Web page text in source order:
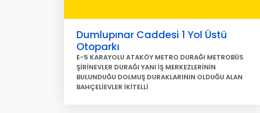
Dumlupınar Caddesi 1 Yol Üstü
Otoparkı
E-5 KARAYOLU ATAKÖY METRO DURAĞI METROBÜS
ŞİRİNEVLER DURAĞI YANI İŞ MERKEZLERİNİN
BULUNDUĞU DOLMUŞ DURAKLARININ OLDUĞU ALAN
BAHÇELİEVLER İKİTELLİ